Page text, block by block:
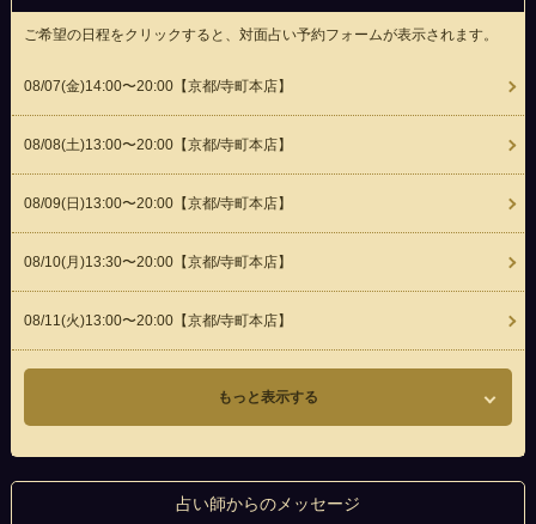
ご希望の日程をクリックすると、対面占い予約フォームが表示されます。
08/07(金)14:00〜20:00【京都/寺町本店】
08/08(土)13:00〜20:00【京都/寺町本店】
08/09(日 )13:00〜20:00【京都/寺町本店】
08/10(月 )13:30〜20:00【京都/寺町本店】
08/11(火)13:00〜20:00【京都/寺町本店】
もっと表示する
占い師からのメッセージ